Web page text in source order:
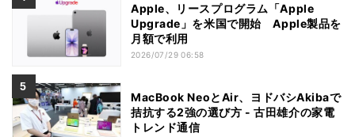
Apple、リースプログラム「Apple
Upgrade」を米国で開始 Apple製品を
月額で利用
2026/07/29 06:58
MacBook NeoとAir、ヨドバシAkibaで
拮抗する2強の選び方 - 古田雄介の家電
トレンド通信